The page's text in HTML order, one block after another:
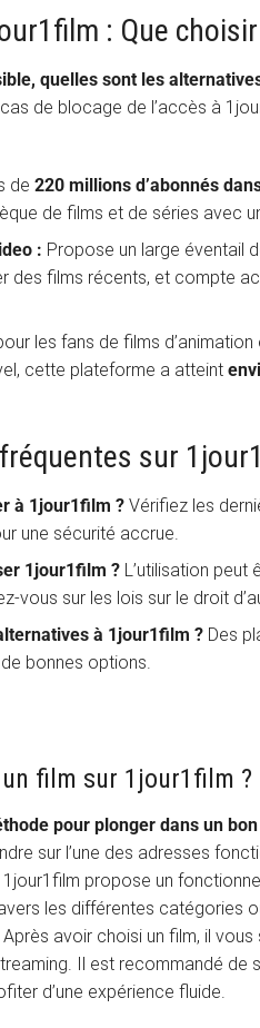
: Que choisir
quelles sont les
de blocage de l’accès à
de 220 millions d’abonnés
de films et de séries avec
: Propose un large éventail
des films récents, et compte
les fans de films
cette plateforme a atteint
sur
à 1jour1film ? Vérifiez les
une sécurité accrue.
1jour1film ? L’utilisation
vous sur les lois sur le droit
à 1jour1film ? Des
bonnes options.
film sur 1jour1film ?
pour plonger dans un
sur l’une des adresses
propose un
les différentes catégories
avoir choisi un film, il
Il est recommandé de
d’une expérience fluide.